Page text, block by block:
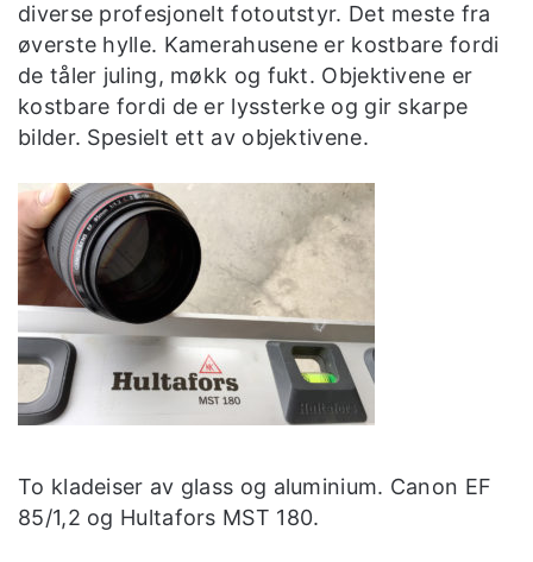
diverse profesjonelt fotoutstyr. Det meste fra
øverste hylle. Kamerahusene er kostbare fordi
de tåler juling, møkk og fukt. Objektivene er
kostbare fordi de er lyssterke og gir skarpe
bilder. Spesielt ett av objektivene.
To kladeiser av glass og aluminium. Canon EF
85/1,2 og Hultafors MST 180.